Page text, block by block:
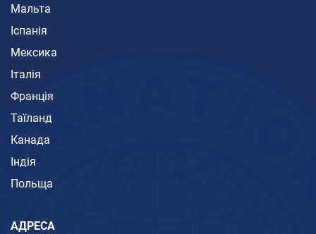
Мальта
Іспанія
Мексика
Італія
Франція
Таїланд
Канада
Індія
Польща
АДРЕСА